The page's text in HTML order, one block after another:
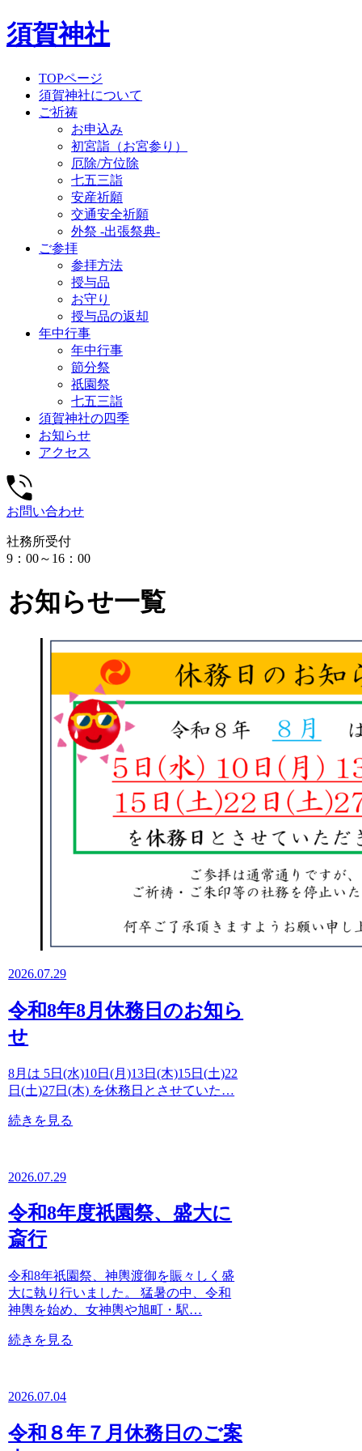
須賀神社
TOPページ
須賀神社について
ご祈祷
お申込み
初宮詣（お宮参り）
厄除/方位除
七五三詣
安産祈願
交通安全祈願
外祭 -出張祭典-
ご参拝
参拝方法
授与品
お守り
授与品の返却
年中行事
年中行事
節分祭
祇園祭
七五三詣
須賀神社の四季
お知らせ
アクセス
お問い合わせ
社務所受付
9：00～16：00
お知らせ一覧
2026.07.29
令和8年8月休務日のお知ら
せ
8月は 5日(水)10日(月)13日(木)15日(土)22
日(土)27日(木) を休務日とさせていた…
続きを見る
2026.07.29
令和8年度祇園祭、盛大に
斎行
令和8年祇園祭、神輿渡御を賑々しく盛
大に執り行いました。 猛暑の中、令和
神輿を始め、女神輿や旭町・駅…
続きを見る
2026.07.04
令和８年７月休務日のご案